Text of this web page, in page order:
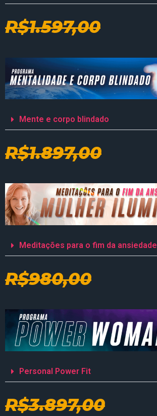
R$1.597,00
Mente e corpo blindado
R$1.897,00
Meditações para o fim da ansiedade
R$980,00
Personal Power Fit
R$3.897,00